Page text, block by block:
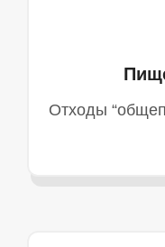
Отходы